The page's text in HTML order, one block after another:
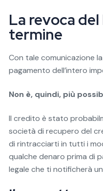
La revoca
termine
Con tale comunicazione
pagamento dell’intero
Non è, quindi, più
Il credito è stato
società di recupero del
di rintracciarti in tutti i
qualche denaro prima di
legale che ti notificherà